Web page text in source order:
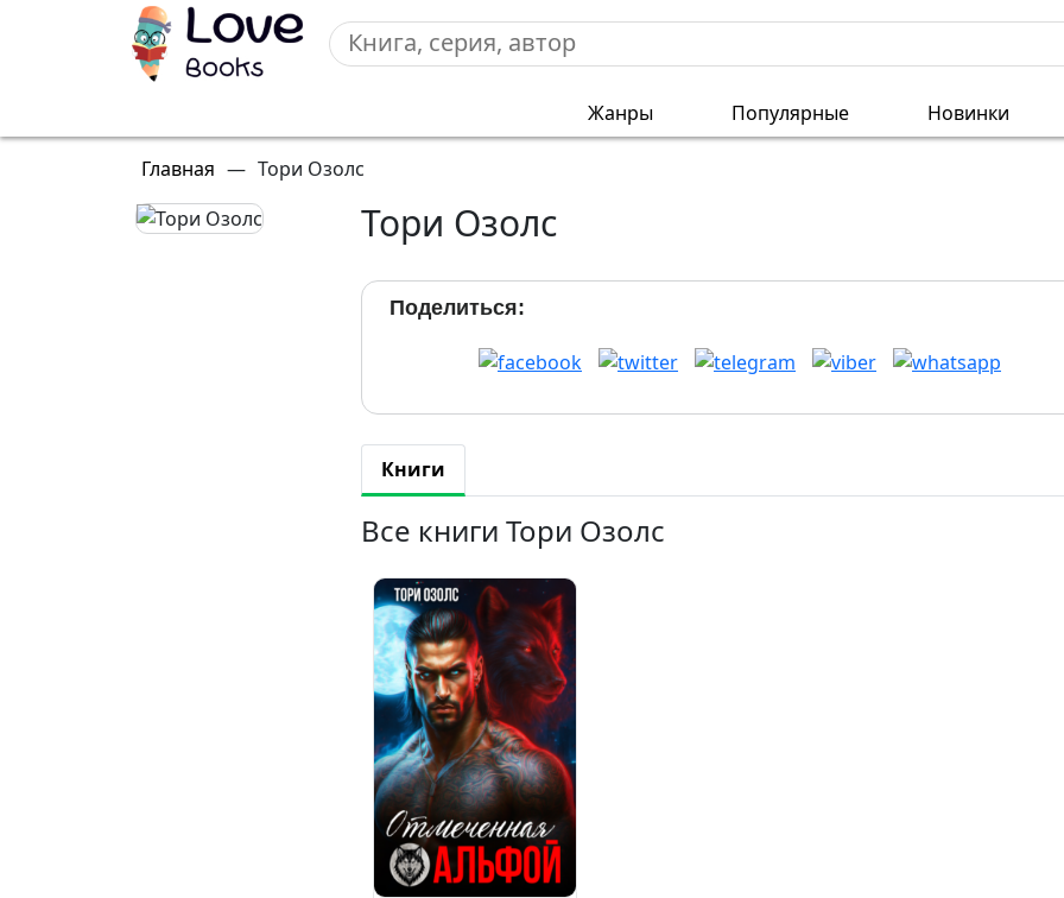
Жанры Популярные Новинки
Главная — Тори Озолс
Тори Озолс
Поделиться:
Книги
Все книги Тори Озолс